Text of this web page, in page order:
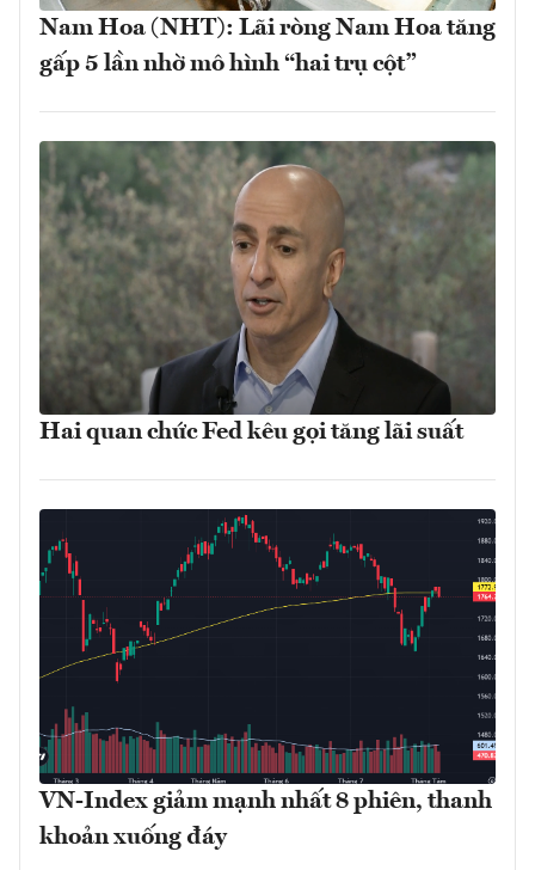
Nam Hoa (NHT): Lãi ròng Nam Hoa tăng
gấp 5 lần nhờ mô hình “hai trụ cột”
Hai quan chức Fed kêu gọi tăng lãi suất
VN-Index giảm mạnh nhất 8 phiên, thanh
khoản xuống đáy